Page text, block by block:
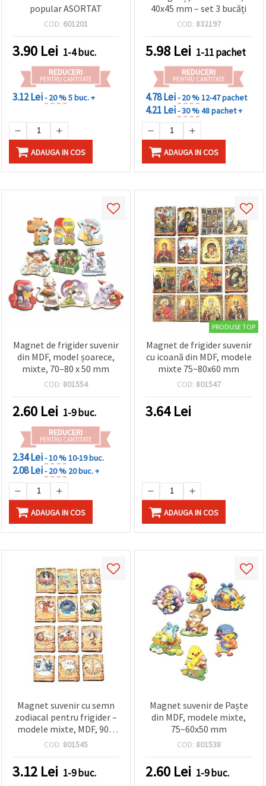
popular ASORTAT
COD: 601201
3.90 Lei 1-4 buc.
REDUCERI
PENTRU CANTITATE
3.12 Lei- 20 %5 buc. +
ADAUGA IN COS
40x45 mm – set 3 bucăți
COD: 832197
5.98 Lei 1-11 pachet
REDUCERI
PENTRU CANTITATE
4.78 Lei- 20 %12-47 pachet
4.21 Lei- 30 %48 pachet +
ADAUGA IN COS
Magnet de frigider suvenir
din MDF, model șoarece,
mixte, 70–80 x 50 mm
COD: 801554
2.60 Lei 1-9 buc.
REDUCERI
PENTRU CANTITATE
2.34 Lei- 10 %10-19 buc.
2.08 Lei- 20 % 20 buc. +
ADAUGA IN COS
PRODUSE TOP
Magnet de frigider suvenir
cu icoană din MDF, modele
mixte 75~80x60 mm
COD: 801547
3.64Lei
ADAUGA IN COS
Magnet suvenir cu semn
zodiacal pentru frigider –
modele mixte, MDF, 90 x
65 mm, cadou
COD: 801545
3.12 Lei 1-9 buc.
Magnet suvenir de Paște
din MDF, modele mixte,
75~60x50 mm
COD: 801538
2.60 Lei 1-9 buc.